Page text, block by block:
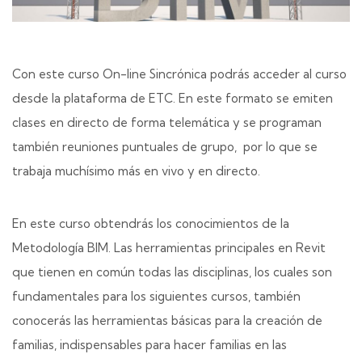
Con este curso On-line Sincrónica podrás acceder al curso
desde la plataforma de ETC. En este formato se emiten
clases en directo de forma telemática y se programan
también reuniones puntuales de grupo, por lo que se
trabaja muchísimo más en vivo y en directo.
En este curso obtendrás los conocimientos de la
Metodología BIM. Las herramientas principales en Revit
que tienen en común todas las disciplinas, los cuales son
fundamentales para los siguientes cursos, también
conocerás las herramientas básicas para la creación de
familias, indispensables para hacer familias en las